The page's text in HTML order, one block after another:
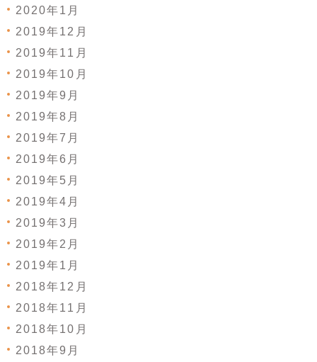
2020年1月
2019年12月
2019年11月
2019年10月
2019年9月
2019年8月
2019年7月
2019年6月
2019年5月
2019年4月
2019年3月
2019年2月
2019年1月
2018年12月
2018年11月
2018年10月
2018年9月